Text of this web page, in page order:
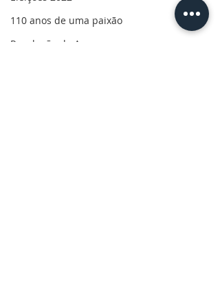
110 anos de uma paixão
Revolução do Agro